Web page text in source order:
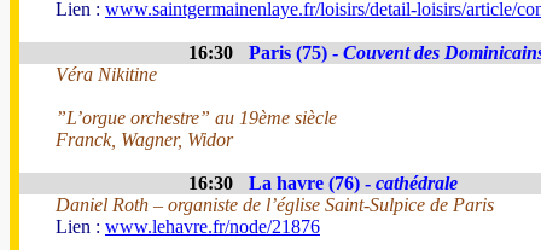
Lien : www.saintgermainenlaye.fr/loisirs/detail-loisirs/article/
16:30 Paris (75) - Couvent des
Véra Nikitine
”L’orgue orchestre” au 19ème siècle
Franck, Wagner, Widor
16:30 La havre (76) - cathédrale
Daniel Roth – organiste de l’église Saint-Sulpice de Paris
Lien : www.lehavre.fr/node/21876